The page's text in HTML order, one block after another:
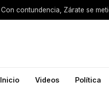
Con contundencia, Zárate se
Inicio Videos Política